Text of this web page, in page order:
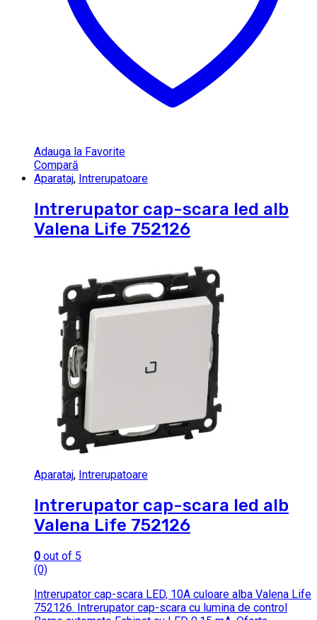
Adauga la Favorite
Compară
Aparataj, Intrerupatoare
Intrerupator cap-scara led alb
Valena Life 752126
Aparataj, Intrerupatoare
Intrerupator cap-scara led alb
Valena Life 752126
0 out of 5
(0)
Intrerupator cap-scara LED, 10A culoare alba Valena Life
752126. Intrerupator cap-scara cu lumina de control